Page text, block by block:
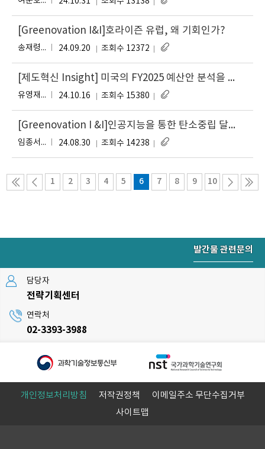
[Greenovation I&I]호라이즌 유럽, 왜 기회인가?
송재령 김은서 이해인 손지희 신희정 이원아 24.09.20 조회수 12372
[제도혁신 Insight] 미국의 FY2025 예산안 분석을 통해 본 기후변화 대응 연구개발 동향
유영재, 전은진, 하수진, 조민선 24.10.16 조회수 15380
[Greenovation I &I]인공지능을 통한 탄소중립 달성 효율화, 글로벌 동향과 우리나라의 과제는?
임종서 김원무 김지예 손범석 한범진 염성찬 24.08.30 조회수 14238
1 2 3 4 5 6 7 8 9 10
발간물 관련문의
담당자
전략기획센터
연락처
02-3393-3988
개인정보처리방침 저작권정책
이메일주소 무단수집거부
사이트맵